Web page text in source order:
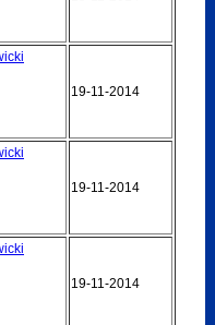
19-11-2014
19-11-2014
19-11-2014